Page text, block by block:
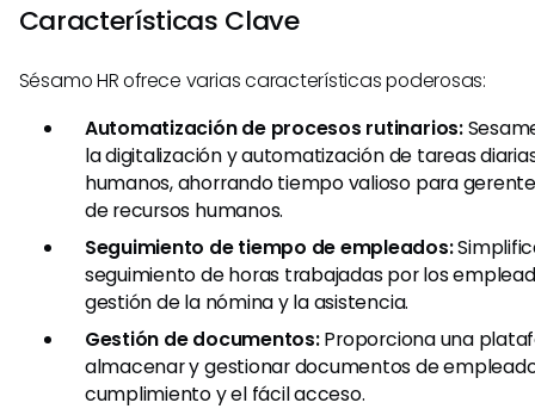
Características Clave
Sésamo HR ofrece varias características poderosas:
Automatización de procesos rutinarios:
la digitalización y automatización de tareas
humanos, ahorrando tiempo valioso para
de recursos humanos.
Seguimiento de tiempo de empleados:
seguimiento de horas trabajadas por los
gestión de la nómina y la asistencia.
Gestión de documentos:Proporciona una
almacenar y gestionar documentos de
cumplimiento y el fácil acceso.